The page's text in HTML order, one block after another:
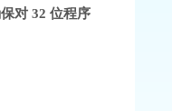
对 32 位程序